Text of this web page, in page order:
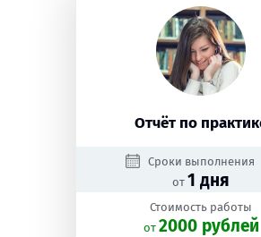
Отчёт по
Сроки выполнения
от 1 дня
Стоимость работы
oт 2000 рублей